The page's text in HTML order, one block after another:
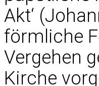
Akt‘
förmliche
Vergehen
Kirche